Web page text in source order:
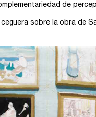
de
sobre la obra de